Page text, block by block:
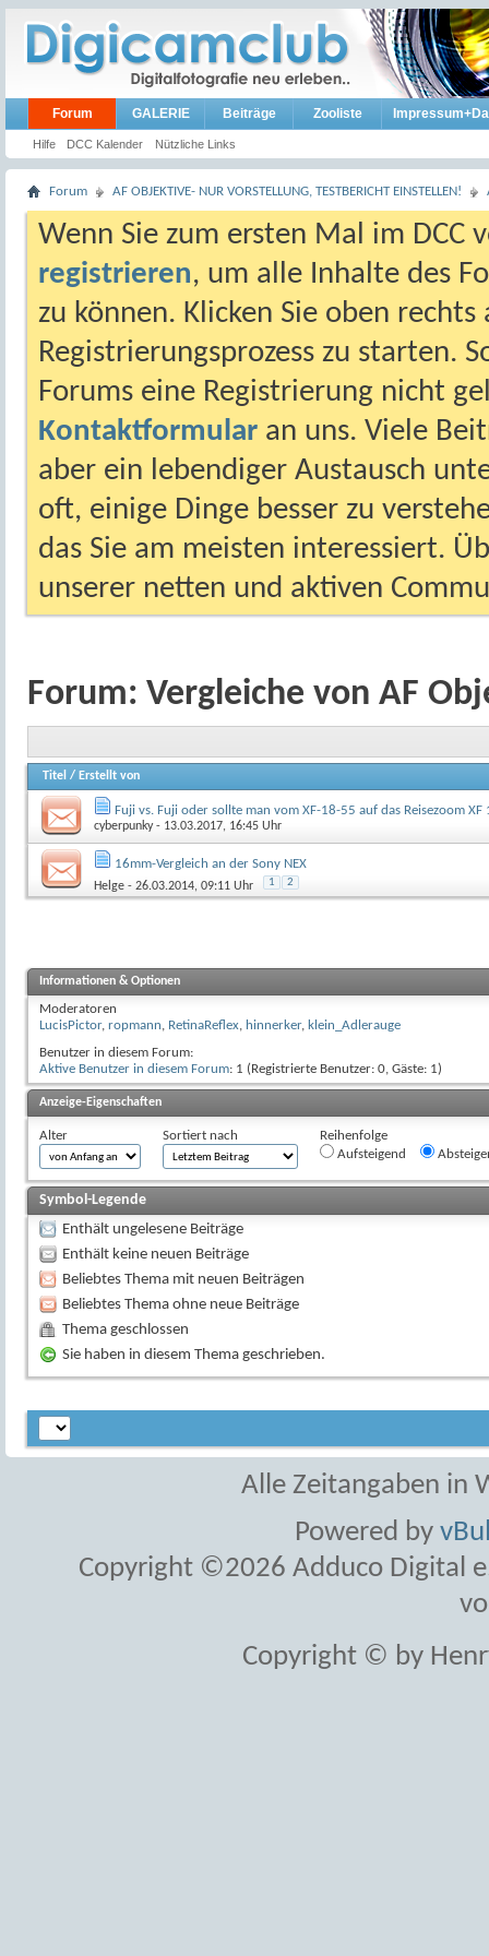
Forum
Hilfe DCC Kalender Nützliche Links
GALERIE Beiträge Zooliste
Forum AF OBJEKTIVE- NUR VORSTELLUNG, TESTBERICHT EINSTELLEN!
Wenn Sie zum ersten Mal im DCC
registrieren, um alle Inhalte des
zu können. Klicken Sie oben
Registrierungsprozess zu starten.
Forums eine Registrierung nicht
Kontaktformular an uns. Viele
aber ein lebendiger Austausch
oft, einige Dinge besser zu
das Sie am meisten interessiert.
unserer netten und aktiven
Forum: Vergleiche von AF
Titel / Erstellt von
Fuji vs. Fuji oder sollte man vom XF-18-55 auf das Reisezoom
cyberpunky- 13.03.2017, 16:45 Uhr
16mm-Vergleich an der Sony NEX
Helge - 26.03.2014, 09:11 Uhr 1 2
Informationen & Optionen
Moderatoren
LucisPictor, ropmann, RetinaReflex, hinnerker, klein_Adlerauge
Benutzer in diesem Forum:
Aktive Benutzer in diesem Forum: 1 (Registrierte Benutzer: 0, Gäste: 1)
Anzeige-Eigenschaften
Alter Sortiert nach
Reihenfolge
Aufsteigend
Symbol-Legende
Enthält ungelesene Beiträge
Enthält keine neuen Beiträge
Beliebtes Thema mit neuen Beiträgen
Beliebtes Thema ohne neue Beiträge
Thema geschlossen
Sie haben in diesem Thema geschrieben.
Alle Zeitangaben in
Powered by
Copyright ©2026 Adduco Digital
Copyright © by